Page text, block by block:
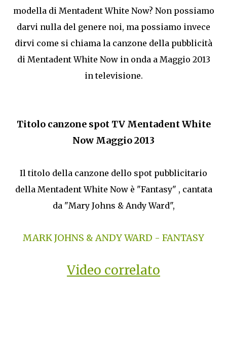
modella di Mentadent White Now? Non possiamo
darvi nulla del genere noi, ma possiamo invece
dirvi come si chiama la canzone della pubblicità
di Mentadent White Now in onda a Maggio 2013
in televisione.
Titolo canzone spot TV Mentadent White
Now Maggio 2013
Il titolo della canzone dello spot pubblicitario
della Mentadent White Now è "Fantasy" , cantata
da "Mary Johns & Andy Ward",
MARK JOHNS & ANDY WARD - FANTASY
Video correlato